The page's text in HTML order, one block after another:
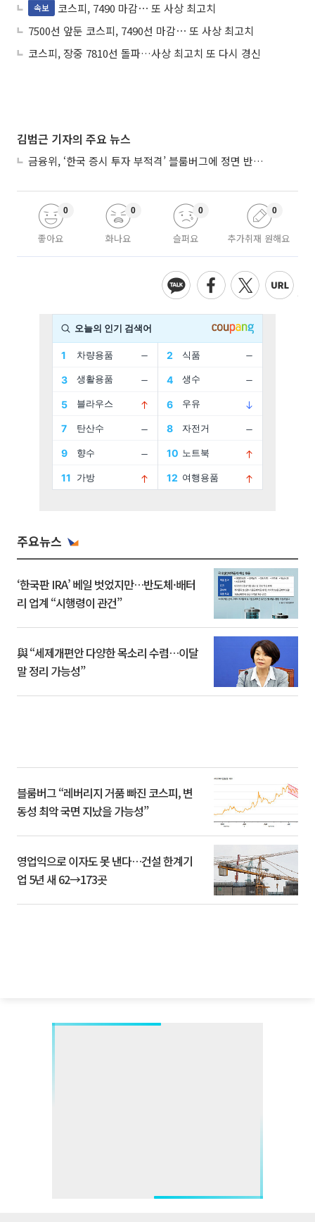
속보
코스피, 7490 마감⋯ 또 사상 최고치
7500선 앞둔 코스피, 7490선 마감⋯ 또 사상 최고치
코스피, 장중 7810선 돌파…사상 최고치 또 다시 경신
김범근 기자의 주요 뉴스
금융위, ‘한국 증시 투자 부적격’ 블룸버그에 정면 반박…“근거 불분명”
좋아요
0
화나요
0
슬퍼요
0
추가취재 원해요
0
주요뉴스
‘한국판 IRA’ 베일 벗었지만…반도체·배터
리 업계 “시행령이 관건”
與 “세제개편안 다양한 목소리 수렴…이달
말 정리 가능성”
블룸버그 “레버리지 거품 빠진 코스피, 변
동성 최악 국면 지났을 가능성”
영업익으로 이자도 못 낸다…건설 한계기
업 5년 새 62→173곳